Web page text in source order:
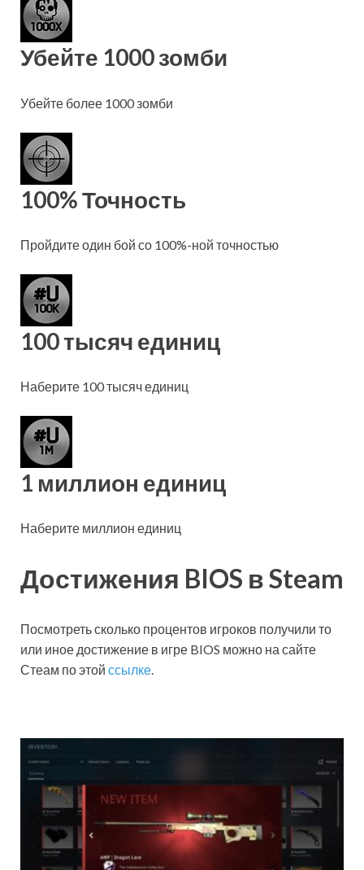
Убейте 1000 зомби
Убейте более 1000 зомби
100% Точность
Пройдите один бой со 100%-ной точностью
100 тысяч единиц
Наберите 100 тысяч единиц
1 миллион единиц
Наберите миллион единиц
Достижения BIOS в Steam
Посмотреть сколько процентов игроков получили то
или иное достижение в игре BIOS можно на сайте
Стеам по этой ссылке